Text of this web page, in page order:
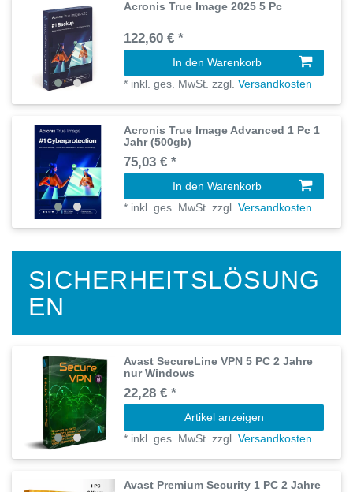
Acronis True Image 2025 5 Pc
122,60 € *
In den Warenkorb
* inkl. ges. MwSt. zzgl.Versandkosten
Acronis True Image Advanced 1 Pc 1
Jahr (500gb)
75,03 € *
In den Warenkorb
* inkl. ges. MwSt. zzgl.Versandkosten
SICHERHEITSLÖSUNG
EN
Avast SecureLine VPN 5 PC 2 Jahre
nur Windows
22,28 € *
Artikel anzeigen
* inkl. ges. MwSt. zzgl.Versandkosten
Avast Premium Security 1 PC 2 Jahre